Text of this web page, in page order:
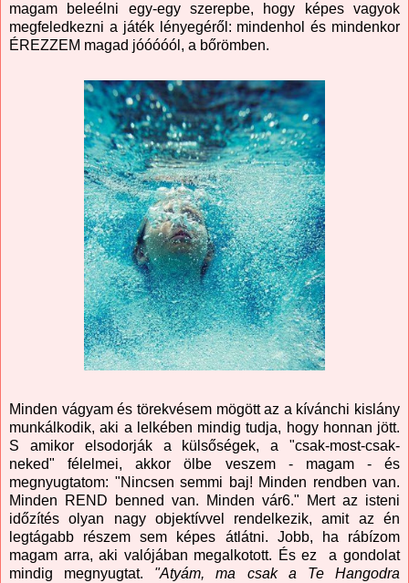
magam beleélni egy-egy szerepbe, hogy képes vagyok
megfeledkezni a játék lényegéről: mindenhol és mindenkor
ÉREZZEM magad jóóóóól, a bőrömben.
Minden vágyam és törekvésem mögött az a kívánchi kislány
munkálkodik, aki a lelkében mindig tudja, hogy honnan jött.
S amikor elsodorják a külsőségek, a "csak-most-csak-
neked" félelmei, akkor ölbe veszem - magam - és
megnyugtatom: "Nincsen semmi baj! Minden rendben van.
Minden REND benned van. Minden vár6." Mert az isteni
időzítés olyan nagy objektívvel rendelkezik, amit az én
legtágabb részem sem képes átlátni. Jobb, ha rábízom
magam arra, aki valójában megalkotott. És ez a gondolat
mindig megnyugtat. "Atyám, ma csak a Te Hangodra